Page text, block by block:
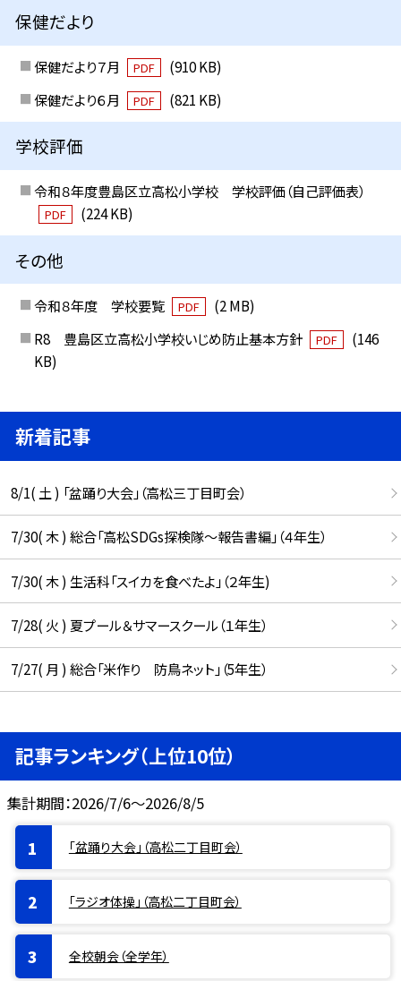
保健だより
保健だより７月 PDF
(910 KB)
保健だより６月
PDF (821 KB)
学校評価
令和８年度豊島区立高松小学校 学校評価（自己評価表）
PDF (224 KB)
その他
令和８年度 学校要覧 PDF
(2 MB)
R8 豊島区立高松小学校いじめ防止基本方針
PDF
(146
KB)
新着記事
8/1( 土 ) 「盆踊り大会」（高松三丁目町会）
7/30( 木 ) 総合「高松SDGs探検隊〜報告書編」（４年生）
7/30( 木 ) 生活科「スイカを食べたよ」（２年生)
7/28( 火 ) 夏プール＆サマースクール（１年生）
7/27( 月 ) 総合「米作り 防鳥ネット」（5年生）
記事ランキング（上位10位）
集計期間：2026/7/6～2026/8/5
「盆踊り大会」（高松二丁目町会）
「ラジオ体操」（高松二丁目町会）
全校朝会（全学年）